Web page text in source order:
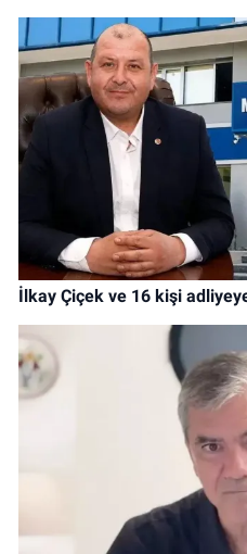
İlkay Çiçek ve 16 kişi